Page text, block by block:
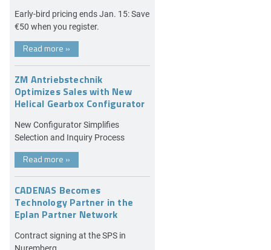
Early-bird pricing ends Jan. 15: Save
€50 when you register.
Read more »
ZM Antriebstechnik
Optimizes Sales with New
Helical Gearbox Configurator
New Configurator Simplifies
Selection and Inquiry Process
Read more »
CADENAS Becomes
Technology Partner in the
Eplan Partner Network
Contract signing at the SPS in